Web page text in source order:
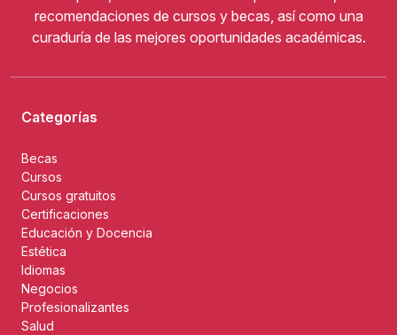
recomendaciones de cursos y becas, así como una
curaduría de las mejores oportunidades académicas.
Categorías
Becas
Cursos
Cursos gratuitos
Certificaciones
Educación y Docencia
Estética
Idiomas
Negocios
Profesionalizantes
Salud